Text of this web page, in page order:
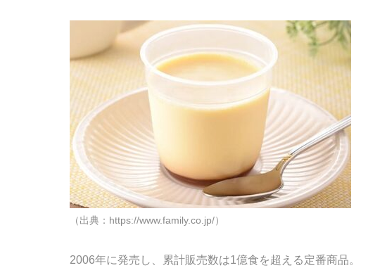
（出典：https://www.family.co.jp/）
2006年に発売し、累計販売数は1億食を超える定番商品。